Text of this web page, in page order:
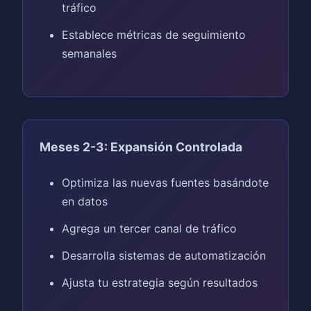
tráfico
Establece métricas de seguimiento
semanales
Meses 2-3: Expansión Controlada
Optimiza las nuevas fuentes basándote
en datos
Agrega un tercer canal de tráfico
Desarrolla sistemas de automatización
Ajusta tu estrategia según resultados